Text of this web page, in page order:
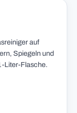
auf
Spiegeln und
Liter-Flasche.